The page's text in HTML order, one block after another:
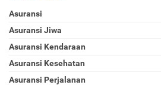
Asuransi
Asuransi Jiwa
Asuransi Kendaraan
Asuransi Kesehatan
Asuransi Perjalanan